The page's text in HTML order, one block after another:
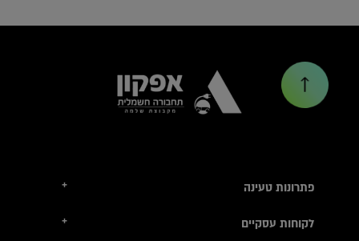
פתרונות טעינה +
טסלה
לקוחות עסקיים +